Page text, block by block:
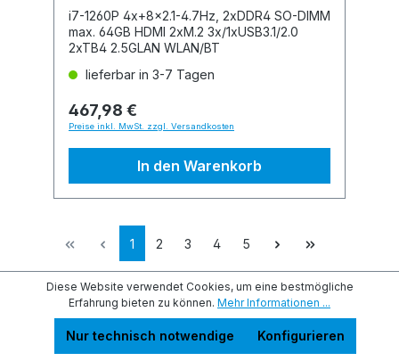
i7-1260P 4x+8x2.1-4.7Hz, 2xDDR4 SO-DIMM
max. 64GB HDMI 2xM.2 3x/1xUSB3.1/2.0
2xTB4 2.5GLAN WLAN/BT
lieferbar in 3-7 Tagen
467,98 €
Preise inkl. MwSt. zzgl. Versandkosten
In den Warenkorb
1 2 3 4 5
Service-Hotline
Diese Website verwendet Cookies, um eine bestmögliche
Erfahrung bieten zu können. Mehr Informationen ...
Nur technisch notwendige Konfigurieren